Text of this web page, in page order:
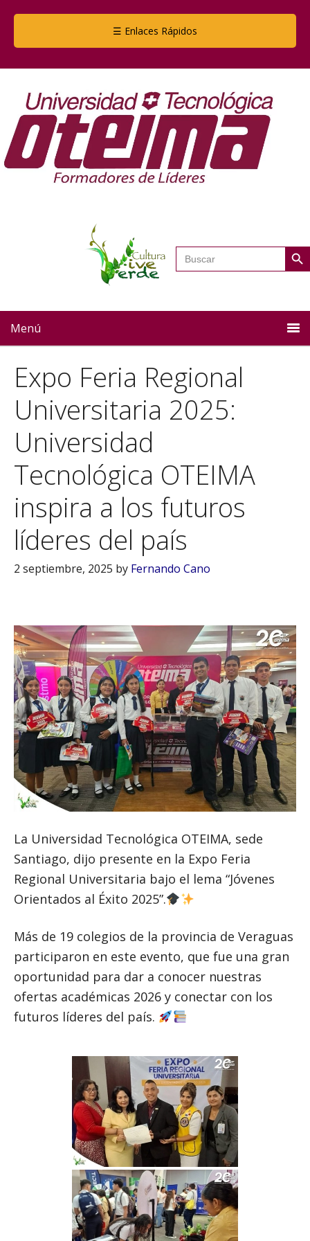
☰ Enlaces Rápidos
Buscar: Botón
Menú
Expo Feria Regional
Universitaria 2025:
Universidad
Tecnológica OTEIMA
inspira a los futuros
líderes del país
2 septiembre, 2025 by Fernando Cano
La Universidad Tecnológica OTEIMA, sede
Santiago, dijo presente en la Expo Feria
Regional Universitaria bajo el lema “Jóvenes
Orientados al Éxito 2025”.
Más de 19 colegios de la provincia de Veraguas
participaron en este evento, que fue una gran
oportunidad para dar a conocer nuestras
ofertas académicas 2026 y conectar con los
futuros líderes del país.